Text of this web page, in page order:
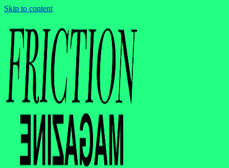
Skip to content